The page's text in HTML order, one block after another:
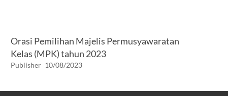
Orasi Pemilihan Majelis Permusyawaratan
Kelas (MPK) tahun 2023
Publisher 10/08/2023